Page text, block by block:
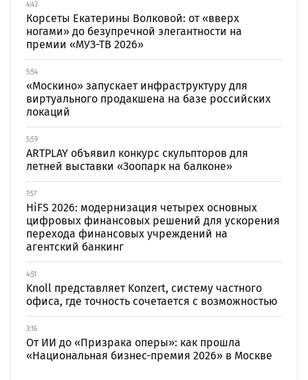
4:43
Корсеты Екатерины Волковой: от «вверх
ногами» до безупречной элегантности на
премии «МУЗ-ТВ 2026»
5:54
«Москино» запускает инфраструктуру для
виртуального продакшена на базе российских
локаций
5:59
ARTPLAY объявил конкурс скульпторов для
летней выставки «Зоопарк на балконе»
7:57
HiFS 2026: модернизация четырех основных
цифровых финансовых решений для ускорения
перехода финансовых учреждений на
агентский банкинг
4:51
Knoll представляет Konzert, систему частного
офиса, где точность сочетается с возможностью
3:16
От ИИ до «Призрака оперы»: как прошла
«Национальная бизнес-премия 2026» в Москве